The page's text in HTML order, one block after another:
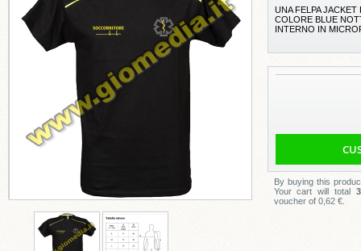
UNA FELPA
COLORE BLUE
INTERNO IN
By buying this
Your cart will total
voucher of 0,62 €.